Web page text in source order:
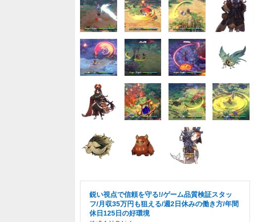
鋭い視点で信頼を守る!/ゲーム品質検証スタッ
フ/月収35万円も狙える/週2日休みの働き方/年間
休日125日の好環境